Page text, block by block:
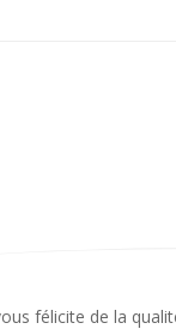
adoré ouvrir ce